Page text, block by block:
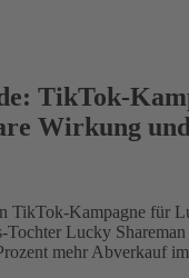
TikTok-
Wirkung
TikTok-Kampagne für
Lucky
mehr Abverkauf